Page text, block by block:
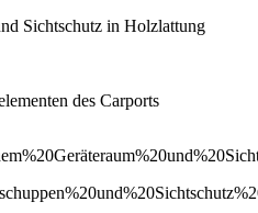
des Carports